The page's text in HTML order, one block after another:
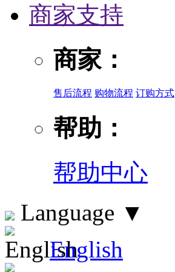
商家支持
商家：
售后流程 购物流程 订购方式
帮助：
帮助中心
Language ▼
English